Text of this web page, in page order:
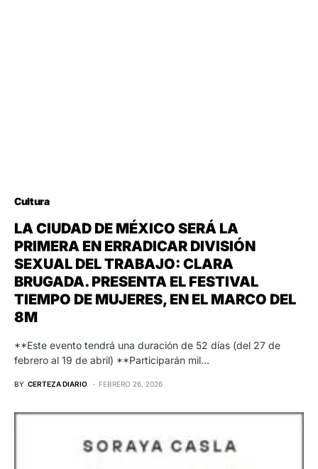
Cultura
LA CIUDAD DE MÉXICO SERÁ LA
PRIMERA EN ERRADICAR DIVISIÓN
SEXUAL DEL TRABAJO: CLARA
BRUGADA. PRESENTA EL FESTIVAL
TIEMPO DE MUJERES, EN EL MARCO DEL
8M
**Este evento tendrá una duración de 52 días (del 27 de
febrero al 19 de abril) **Participarán mil…
BY CERTEZA DIARIO FEBRERO 26, 2026